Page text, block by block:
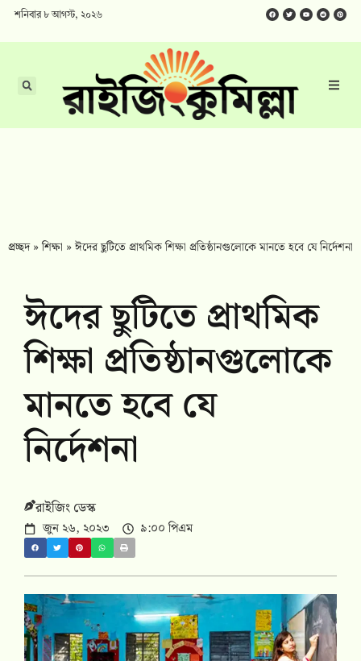
শনিবার ৮ আগস্ট, ২০২৬
প্রচ্ছদ»শিক্ষা »ঈদের ছুটিতে প্রাথমিক শিক্ষা প্রতিষ্ঠানগুলোকে মানতে হবে যে নির্দেশনা
ঈদের ছুটিতে প্রাথমিক
শিক্ষা প্রতিষ্ঠানগুলোকে
মানতে হবে যে
নির্দেশনা
রাইজিং ডেস্ক
জুন ২৬, ২০২৩ ৯:০০ পিএম